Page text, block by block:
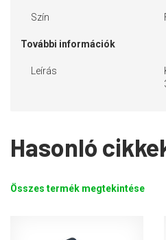
Szín
További információk
Leírás
Hasonló
Összes termék megtekintése